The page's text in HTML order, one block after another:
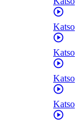
Katso
Katso
Katso
Katso